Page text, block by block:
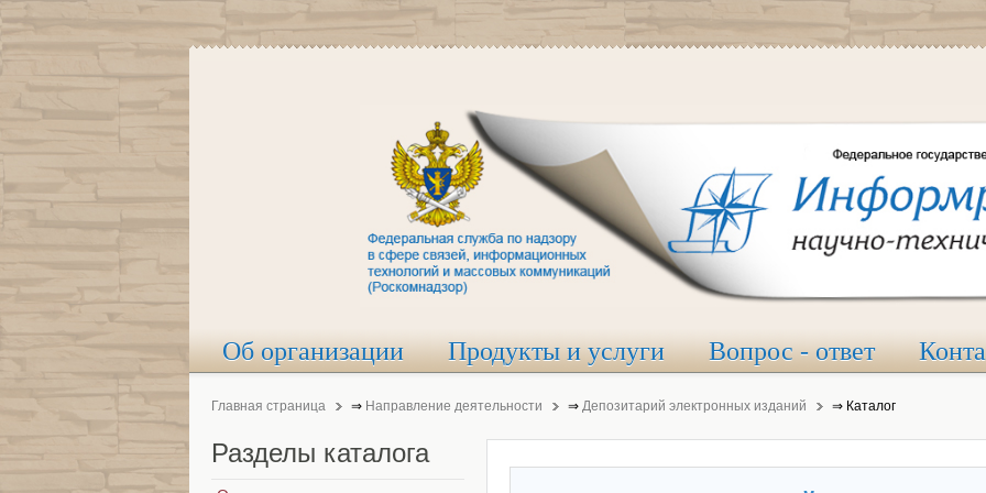
Об организации Продукты и услуги Вопрос - ответ
Главная страница ⇒ Направление деятельности ⇒ Депозитарий электронных изданий ⇒ Каталог
Разделы каталога